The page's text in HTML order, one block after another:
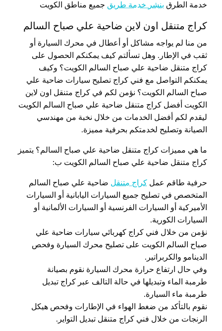
خدمة الطرق بنشر خدمة طريق جميع مناطق الكويت
كراج متنقل اون لاين ضاحية علي صباح السالم
من منا لم يواجه مشاكل أو أعطال في محرك السيارة أو
ثقب في الإطار. وهل تسألتم كيف يمكنكم الحصول على
كراج متنقل ضاحية علي صباح السالم الكويت؟ وكيف
يمكنكم التواصل مع فني كراج تصليح سيارات ضاحية علي
صباح السالم الكويت؟ نؤمن لكم في كراج متنقل اون لاين
الكويت أفضل كراج متنقل ضاحية علي صباح السالم الكويت
ليقدم لكم أفضل الخدمات من خلال نخبة من مهندسي
الصيانة وتصليح لخدمتكم بحرفية مميزة.
ما هي مميزات كراج متنقل ضاحية علي صباح السالم؟ يتميز
كراج متنقل ضاحية علي صباح السالم الكويت ب:
حرفية طاقم عمل كراج متنقل ضاحية علي صباح السالم
المتخصص في تصليح جميع السيارات اليابانية أو السيارات
الأميركية أو السيارات الفرنسية أو السيارات الألمانية أو
السيارات الكورية.
نؤمن من خلال فني كراج كهربائي سيارات ضاحية علي
صباح السالم الكويت على تصليح محرك السيارة وفحص
الدينامو والكربراتير.
وفي حال ارتفاع حرارة محرك السيارة نقوم بصيانة
طرمبة الماء وتبديلها في حالة التالف عبر كراج تبديل
طرمبة ماء السيارة.
نقوم بالتأكد من ضغط الهواء في الإطارات وفحص هيكل
الرنجات من خلال فني كراج متنقل تبديل التواير.